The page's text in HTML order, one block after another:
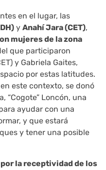
en el lugar, las
y Anahí Jara (CET),
mujeres de la zona
que participaron
y Gabriela Gaites,
por estas latitudes.
este contexto, se donó
“Cogote” Loncón, una
ayudar con una
y que estará
y tener una posible
la receptividad de los